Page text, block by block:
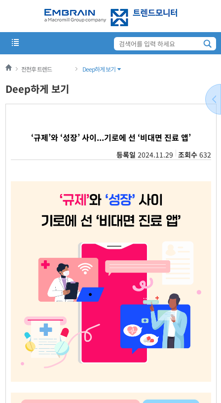
전천후 트렌드 Deep하게 보기
Deep하게 보기
‘규제’와 ‘성장’ 사이...기로에 선 ‘비대면 진료 앱’
등록일 2024.11.29 조회수 632